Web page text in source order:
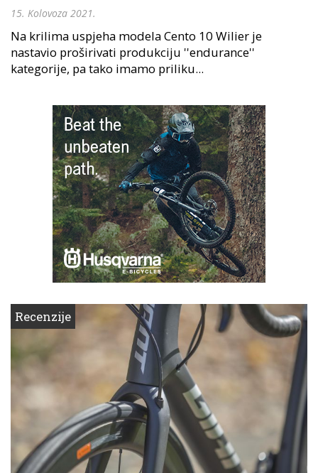
15. Kolovoza 2021.
Na krilima uspjeha modela Cento 10 Wilier je
nastavio proširivati produkciju ''endurance''
kategorije, pa tako imamo priliku...
Recenzije